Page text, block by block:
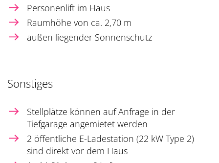
Personenlift im Haus
Raumhöhe von ca. 2,70 m
außen liegender Sonnenschutz
Sonstiges
Stellplätze können auf Anfrage in der
Tiefgarage angemietet werden
2 öffentliche E-Ladestation (22 kW Type 2)
sind direkt vor dem Haus